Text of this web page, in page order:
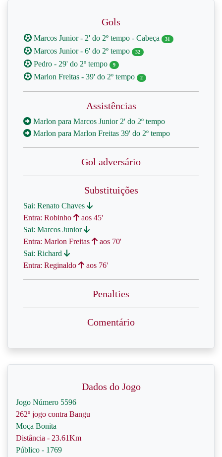
Gols
Marcos Junior - 2' do 2º tempo - Cabeça 31
Marcos Junior - 6' do 2º tempo 32
Pedro - 29' do 2º tempo 9
Marlon Freitas - 39' do 2º tempo 2
Assistências
Marlon para Marcos Junior 2' do 2º tempo
Marlon para Marlon Freitas 39' do 2º tempo
Gol adversário
Substituições
Sai: Renato Chaves
Entra: Robinho
aos 45'
Sai: Marcos Junior
Entra: Marlon Freitas
aos 70'
Sai: Richard
Entra: Reginaldo
aos 76'
Penalties
Comentário
Dados do Jogo
Jogo Número 5596
262º jogo contra Bangu
Moça Bonita
Distância - 23.61Km
Público - 1769